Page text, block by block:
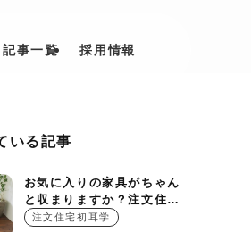
記事一覧 採用情報
いる記事
お気に入りの家具がちゃん
と収まりますか？注文住宅
を建てる時に押さえておき
注文住宅初耳学